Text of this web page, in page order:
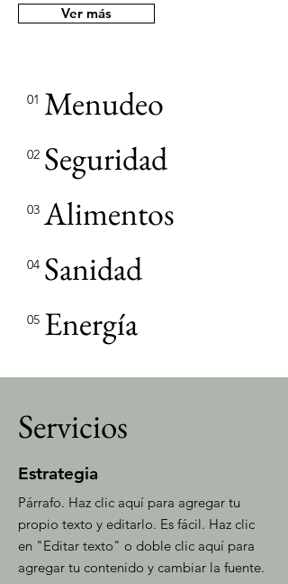
Ver más
01 Menudeo
02 Seguridad
03 Alimentos
04 Sanidad
05 Energía
Servicios
Estrategia
Párrafo. Haz clic aquí para agregar tu
propio texto y editarlo. Es fácil. Haz clic
en "Editar texto" o doble clic aquí para
agregar tu contenido y cambiar la fuente.